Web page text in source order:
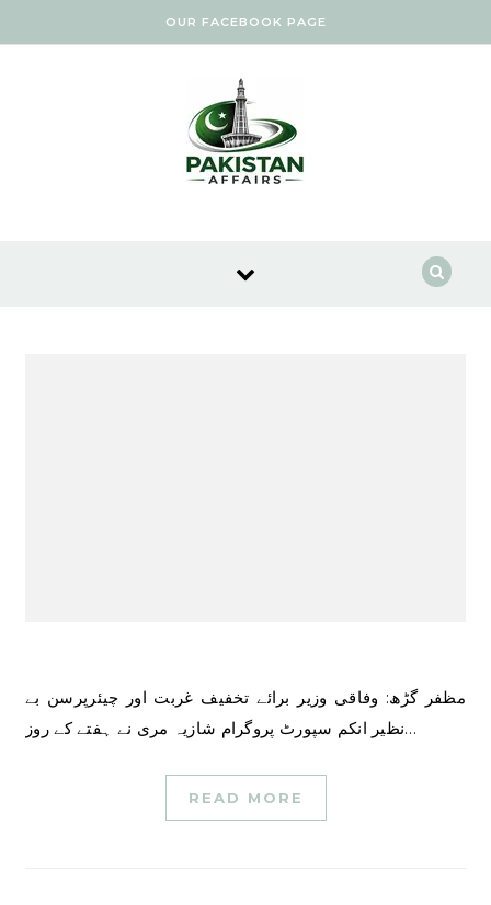
OUR FACEBOOK PAGE
مظفر گڑھ: وفاقی وزیر برائے تخفیف غربت اور چیئرپرسن بے
نظیر انکم سپورٹ پروگرام شازیہ مری نے ہفتے کے روز…
READ MORE